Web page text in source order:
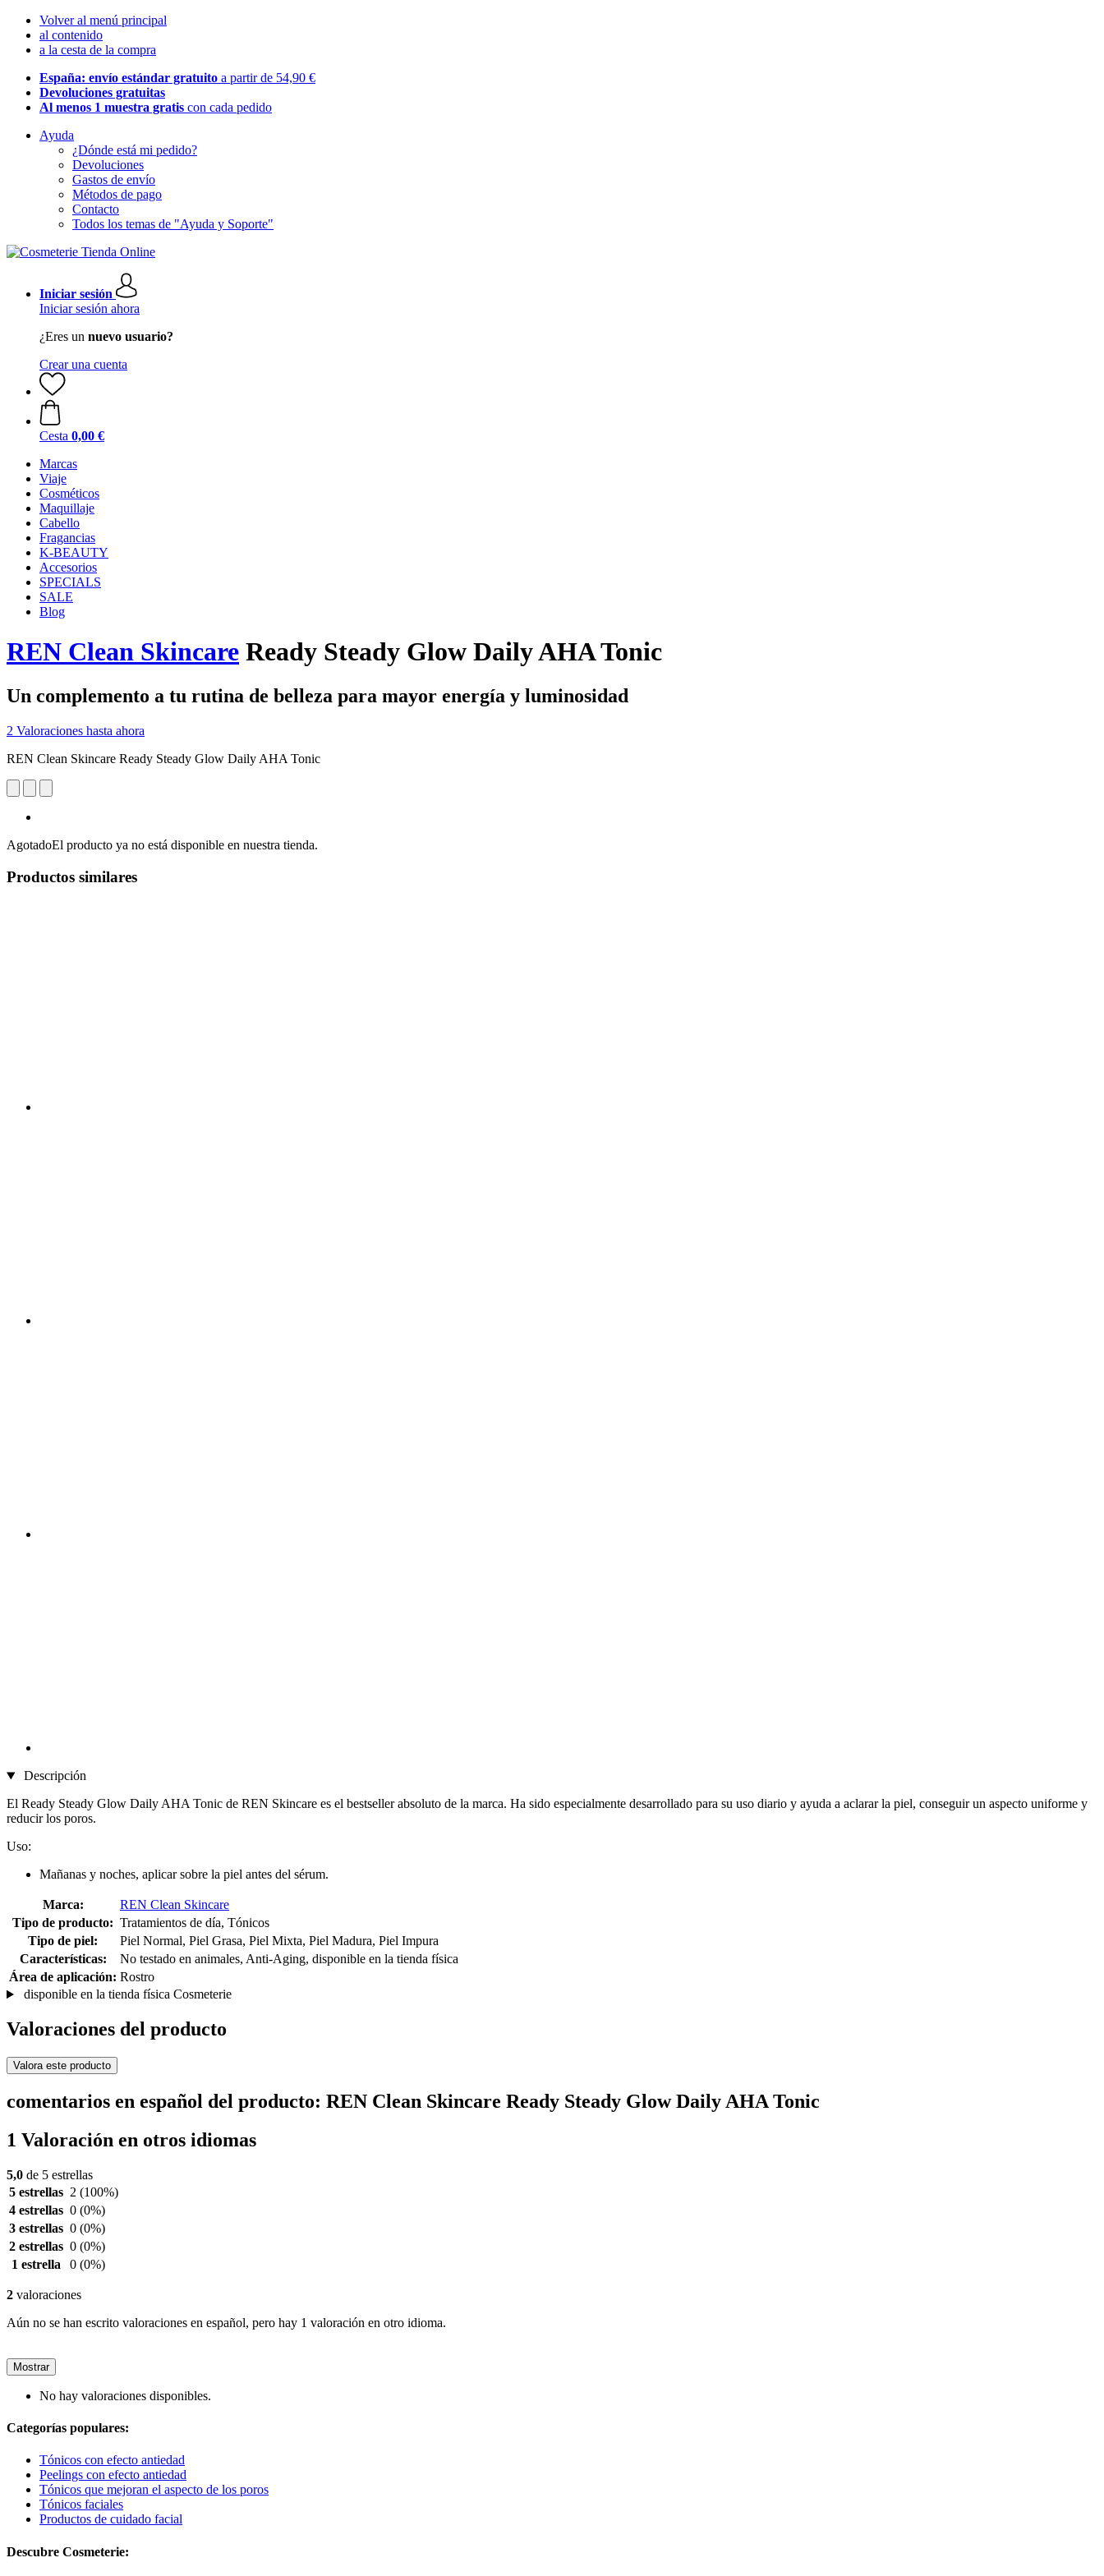
Volver al menú principal
al contenido
a la cesta de la compra
España: envío estándar gratuito a partir de 54,90 €
Devoluciones gratuitas
Al menos 1 muestra gratis con cada pedido
Ayuda
¿Dónde está mi pedido?
Devoluciones
Gastos de envío
Métodos de pago
Contacto
Todos los temas de "Ayuda y Soporte"
Iniciar sesión
Iniciar sesión ahora
¿Eres un nuevo usuario?
Crear una cuenta
Cesta 0,00 €
Marcas
Viaje
Cosméticos
Maquillaje
Cabello
Fragancias
K-BEAUTY
Accesorios
SPECIALS
SALE
Blog
REN Clean Skincare Ready Steady Glow Daily AHA Tonic
Un complemento a tu rutina de belleza para mayor energía y luminosidad
2 Valoraciones hasta ahora
REN Clean Skincare Ready Steady Glow Daily AHA Tonic
AgotadoEl producto ya no está disponible en nuestra tienda.
Productos similares
Descripción
El Ready Steady Glow Daily AHA Tonic de REN Skincare es el bestseller absoluto de la marca. Ha sido especialmente desarrollado para su uso diario y ayuda a aclarar la piel, conseguir un aspecto uniforme y
reducir los poros.
Uso:
Mañanas y noches, aplicar sobre la piel antes del sérum.
Marca:
REN Clean Skincare
Tipo de producto: Tratamientos de día, Tónicos
Tipo de piel:
Piel Normal, Piel Grasa, Piel Mixta, Piel Madura, Piel Impura
Características:
No testado en animales, Anti-Aging, disponible en la tienda física
Área de aplicación: Rostro
disponible en la tienda física Cosmeterie
Valoraciones del producto
Valora este producto
comentarios en español del producto: REN Clean Skincare Ready Steady Glow Daily AHA Tonic
1 Valoración en otros idiomas
5,0 de 5 estrellas
5 estrellas 2 (100%)
4 estrellas 0 (0%)
3 estrellas 0 (0%)
2 estrellas 0 (0%)
1 estrella
0 (0%)
2 valoraciones
Aún no se han escrito valoraciones en español, pero hay 1 valoración en otro idioma.
Mostrar
No hay valoraciones disponibles.
Categorías populares:
Tónicos con efecto antiedad
Peelings con efecto antiedad
Tónicos que mejoran el aspecto de los poros
Tónicos faciales
Productos de cuidado facial
Descubre Cosmeterie: